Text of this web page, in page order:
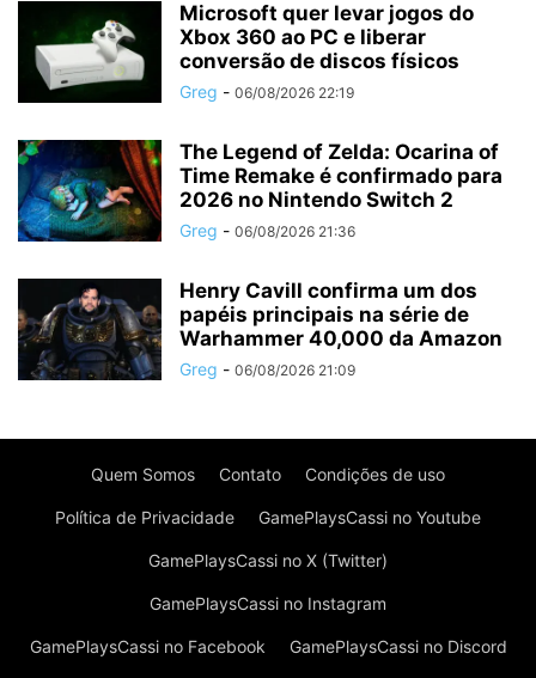
Microsoft quer levar jogos do
Xbox 360 ao PC e liberar
conversão de discos físicos
Greg - 06/08/2026 22:19
The Legend of Zelda: Ocarina of
Time Remake é confirmado para
2026 no Nintendo Switch 2
Greg - 06/08/2026 21:36
Henry Cavill confirma um dos
papéis principais na série de
Warhammer 40,000 da Amazon
Greg - 06/08/2026 21:09
Quem Somos Contato Condições de uso
Política de Privacidade GamePlaysCassi no Youtube
GamePlaysCassi no X (Twitter)
GamePlaysCassi no Instagram
GamePlaysCassi no Facebook GamePlaysCassi no Discord